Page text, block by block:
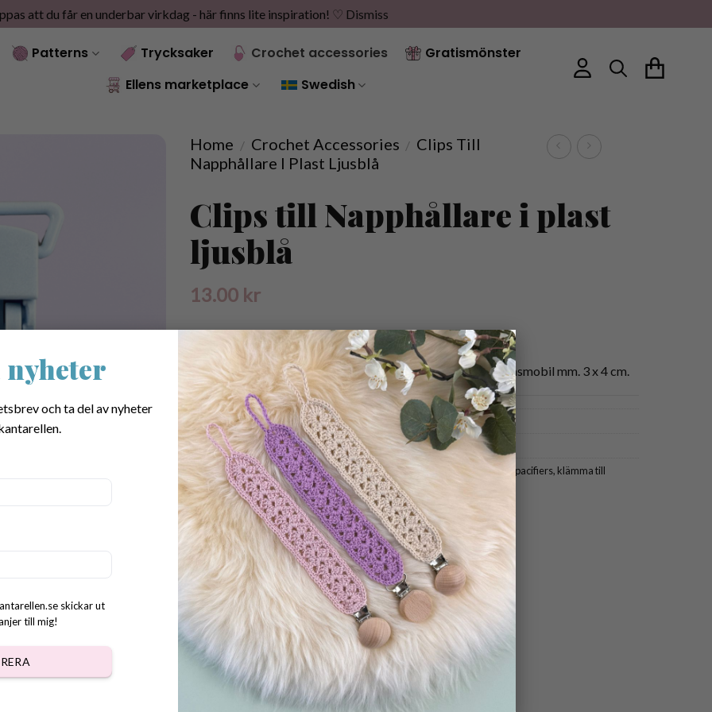
nyheter
och ta del av nyheter
skickar ut
till mig!
×
att du får en underbar virkdag - här finns lite inspiration! ♡ Dismiss
Patterns Trycksaker Crochet accessories
Gratismönster
Ellens marketplace
Swedish
Home / Crochet Accessories / Clips Till
Napphållare I Plast Ljusblå
Clips till Napphållare i plast
ljusblå
13.00 kr
Ljusblått platsclips som passar bra till napphållare, barnvagnsmobil mm. 3 x 4 cm.
SKU:6034
Category:Crochet accessories
Tags: clips,clips for baby,clips for pacifier holders ,clips for braces clips for pacifiers, klämma till
napphållare,napphållare clips
Dela:
REVIEWS (0)
mm. 3 x 4 cm.